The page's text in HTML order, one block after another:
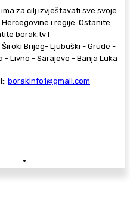
za cilj izvještavati sve svoje
i regije. Ostanite
borak.tv !
Brijeg- Ljubuški - Grude -
- Livno - Sarajevo - Banja Luka
borakinfo1@gmail.com